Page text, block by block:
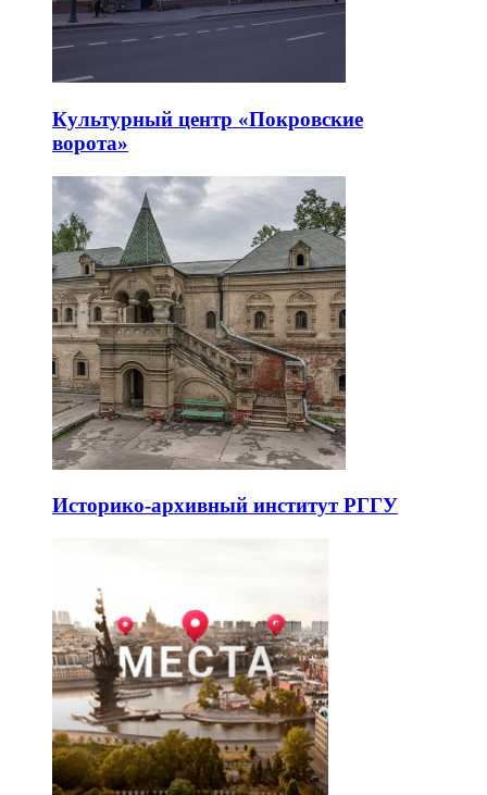
Культурный центр «Покровские
ворота»
Историко-архивный институт РГГУ